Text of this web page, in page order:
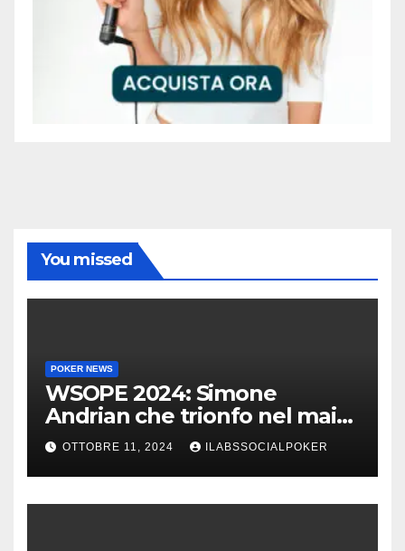
You missed
POKER NEWS
WSOPE 2024: Simone
Andrian che trionfo nel main
event al King’s
OTTOBRE 11, 2024 ILABSSOCIALPOKER